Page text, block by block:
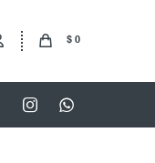
$ 0
 